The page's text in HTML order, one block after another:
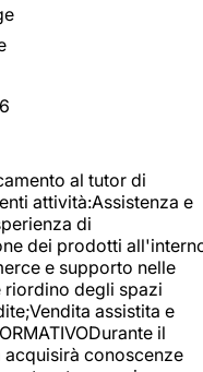
al tutor di
attività:Assistenza e
di
dei prodotti
e supporto nelle
riordino degli spazi
assistita e
il
conoscenze